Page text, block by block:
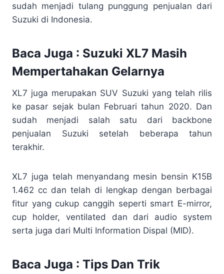
sudah menjadi tulang punggung penjualan dari
Suzuki di Indonesia.
Baca Juga : Suzuki XL7 Masih
Mempertahakan Gelarnya
XL7 juga merupakan SUV Suzuki yang telah rilis
ke pasar sejak bulan Februari tahun 2020. Dan
sudah menjadi salah satu dari backbone
penjualan Suzuki setelah beberapa tahun
terakhir.
XL7 juga telah menyandang mesin bensin K15B
1.462 cc dan telah di lengkap dengan berbagai
fitur yang cukup canggih seperti smart E-mirror,
cup holder, ventilated dan dari audio system
serta juga dari Multi Information Dispal (MID).
Baca Juga : Tips Dan Trik